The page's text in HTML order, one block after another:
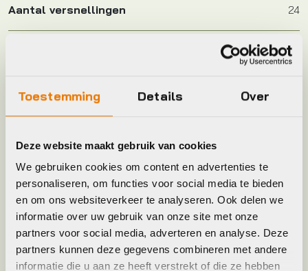
Toestemming Details Over
Deze website maakt gebruik van cookies
We gebruiken cookies om content en advertenties te
personaliseren, om functies voor social media te bieden
en om ons websiteverkeer te analyseren. Ook delen we
informatie over uw gebruik van onze site met onze
partners voor social media, adverteren en analyse. Deze
partners kunnen deze gegevens combineren met andere
informatie die u aan ze heeft verstrekt of die ze hebben
Aantal versnellingen 24
Heren
Hoofdkleur
Leverstatus Op voorraad bij leverancier
Materiaal
Merk banden GIANT